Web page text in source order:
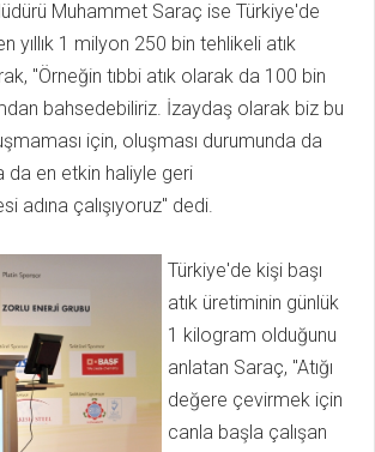
Muhammet Saraç ise Türkiye'de
yıllık 1 milyon 250 bin tehlikeli atık
"Örneğin tıbbi atık olarak da 100 bin
bahsedebiliriz. İzaydaş olarak biz bu
için, oluşması durumunda da
da en etkin haliyle geri
adına çalışıyoruz" dedi.
Türkiye'de kişi başı
atık üretiminin günlük
1 kilogram olduğunu
anlatan Saraç, "Atığı
değere çevirmek için
canla başla çalışan